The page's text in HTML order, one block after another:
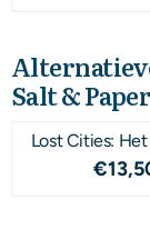
Salt &
Lost Cities: